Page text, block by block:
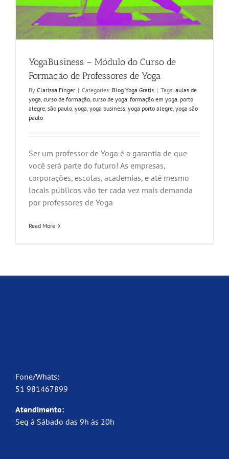
YogaBusiness – Módulo do Curso de
Formação de Professores de Yoga
By Clarissa Finger | Categories: Blog Yoga Gratis | Tags: aulas de
yoga, curso de formação, curso de yoga, formação em yoga, porto
alegre, são paulo, yoga, yoga business, yoga porto alegre, yoga são
paulo
Ser um professor de Yoga é a garantia de que
você será parte do futuro! As empresas,
corporações, escolas, academias, e até mesmo
locais públicos vão ter cada vez mais demanda
por professores de Yoga
Read More
Fone/Whats:
51 981467899
Atendimento:
Seg à Sábado das 9h às 20h